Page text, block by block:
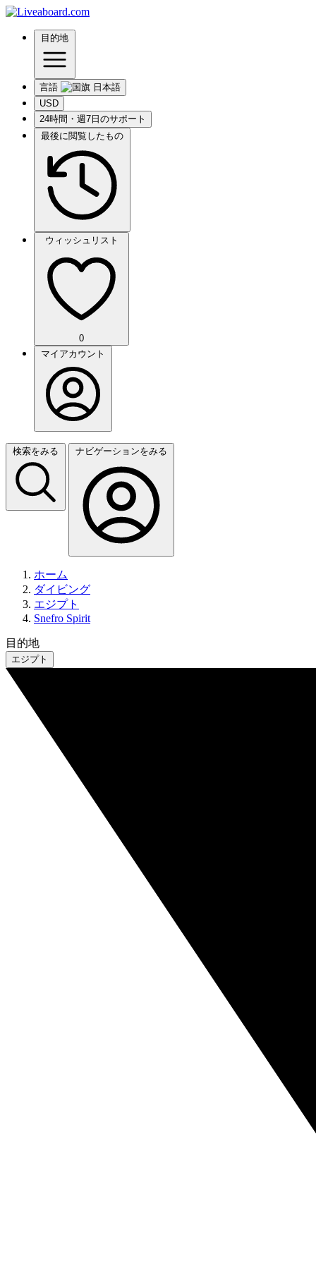
目的地
言語
USD
24時間・週7日のサポート
最後に閲覧したもの
ウィッシュリスト
0
マイアカウント
検索をみる ナビゲーションをみる
ホーム
ダイビング
エジプト
Snefro Spirit
目的地
エジプト